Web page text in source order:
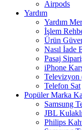
Airpods
Yardım
Yardım
İşlem
Ürün
Nasıl İade
Pasaj
iPhone
Televizyon
Telefon Sat
Popüler Marka
Samsung
JBL
Philips